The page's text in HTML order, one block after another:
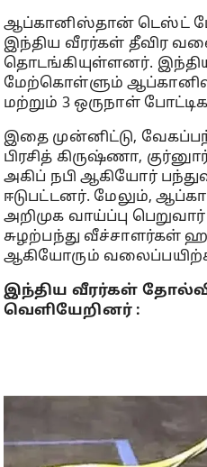
ஆப்கானிஸ்தான் டெஸ்ட்
இந்திய வீரர்கள் தீவிர
தொடங்கியுள்ளனர்.
மேற்கொள்ளும்
மற்றும் 3 ஒருநாள்
இதை முன்னிட்டு,
பிரசித் கிருஷ்ணா,
அகிப் நபி ஆகியோர்
ஈடுபட்டனர். மேலும்,
அறிமுக வாய்ப்பு
சுழற்பந்து வீச்சாளர்கள்
ஆகியோரும்
இந்திய வீரர்கள்
வெளியேறினர் :